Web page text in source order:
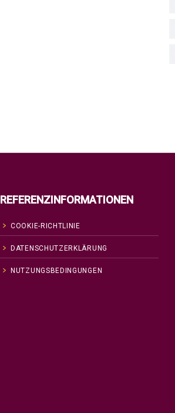
REFERENZINFORMATIONEN
COOKIE-RICHTLINIE
DATENSCHUTZERKLÄRUNG
NUTZUNGSBEDINGUNGEN